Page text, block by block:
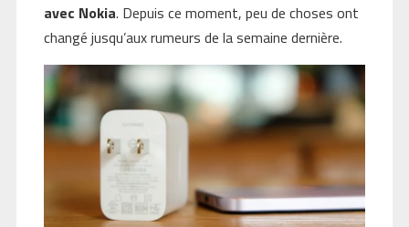
avec Nokia. Depuis ce moment, peu de choses ont
changé jusqu’aux rumeurs de la semaine dernière.